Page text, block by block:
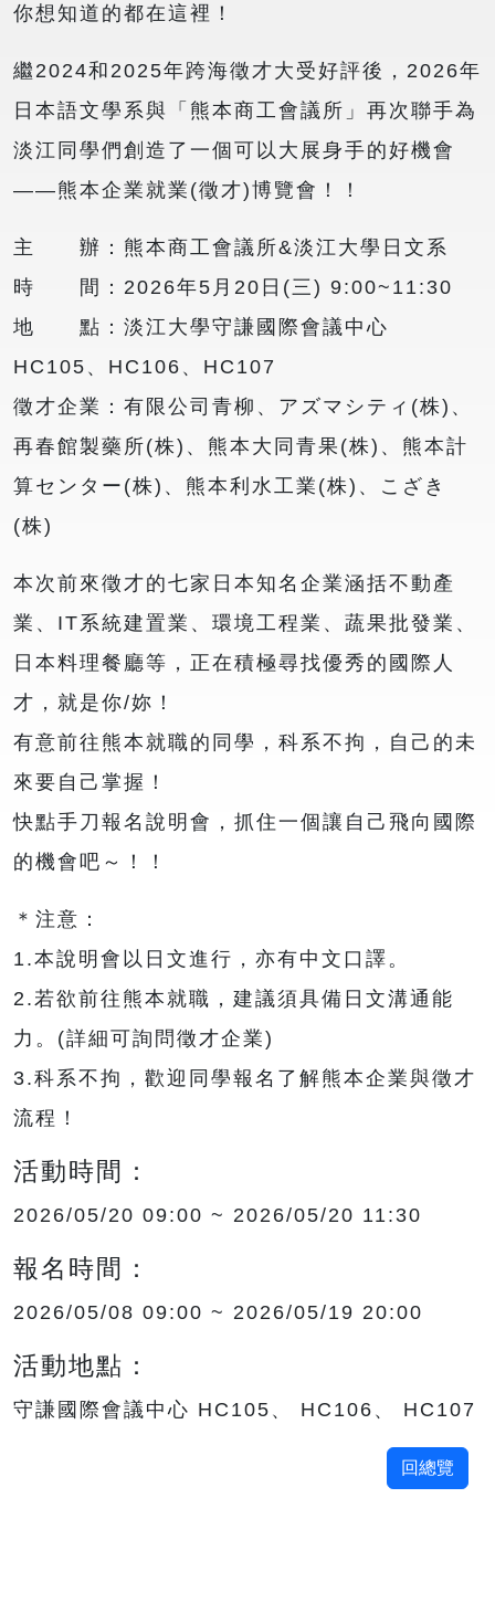
你想知道的都在這裡！
繼2024和2025年跨海徵才大受好評後，2026年
日本語文學系與「熊本商工會議所」再次聯手為
淡江同學們創造了一個可以大展身手的好機會
——熊本企業就業(徵才)博覽會！！
主 辦：熊本商工會議所&淡江大學日文系
時 間：2026年5月20日(三) 9:00~11:30
地 點：淡江大學守謙國際會議中心
HC105、HC106、HC107
徵才企業：有限公司青柳、アズマシティ(株)、
再春館製藥所(株)、熊本大同青果(株)、熊本計
算センター(株)、熊本利水工業(株)、こざき
(株)
本次前來徵才的七家日本知名企業涵括不動產
業、IT系統建置業、環境工程業、蔬果批發業、
日本料理餐廳等，正在積極尋找優秀的國際人
才，就是你/妳！
有意前往熊本就職的同學，科系不拘，自己的未
來要自己掌握！
快點手刀報名說明會，抓住一個讓自己飛向國際
的機會吧～！！
＊注意：
1.本說明會以日文進行，亦有中文口譯。
2.若欲前往熊本就職，建議須具備日文溝通能
力。(詳細可詢問徵才企業)
3.科系不拘，歡迎同學報名了解熊本企業與徵才
流程！
活動時間：
2026/05/20 09:00 ~ 2026/05/20 11:30
報名時間：
2026/05/08 09:00 ~ 2026/05/19 20:00
活動地點：
守謙國際會議中心 HC105、 HC106、 HC107
回總覽